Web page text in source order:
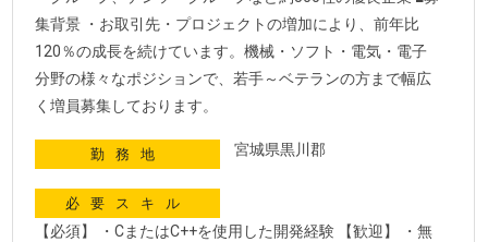
集背景 ・お取引先・プロジェクトの増加により、前年比
120％の成長を続けています。機械・ソフト・電気・電子
分野の様々なポジションで、若手～ベテランの方まで幅広
く増員募集しております。
勤務地 宮城県黒川郡
必要スキル
【必須】 ・CまたはC++を使用した開発経験 【歓迎】 ・無